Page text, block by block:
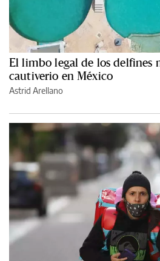
El limbo legal de los delfines
cautiverio en México
Astrid Arellano